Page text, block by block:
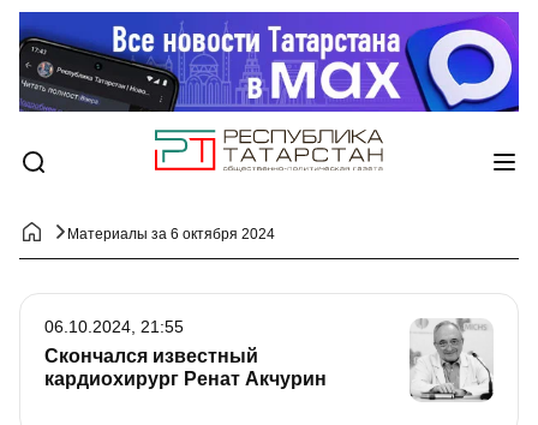
Материалы за 6 октября 2024
Скончался известный
кардиохирург Ренат Акчурин
06.10.2024, 21:55